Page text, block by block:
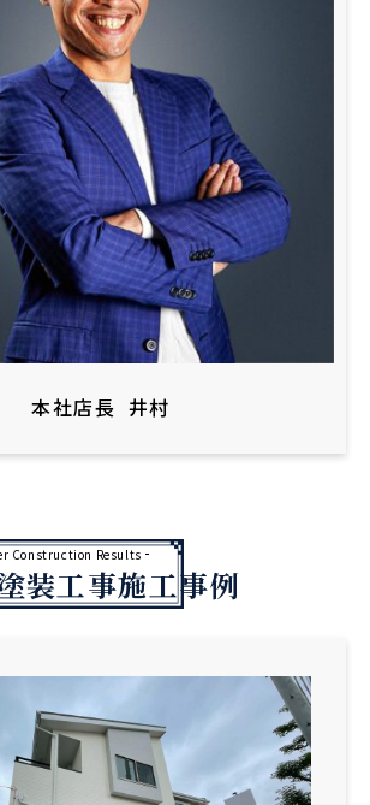
本社店長 井村
Construction Results
塗装工事施工事例